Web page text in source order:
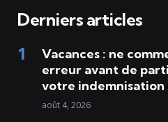
Derniers articles
Vacances : ne
erreur avant de
votre indemnisation
août 4, 2026